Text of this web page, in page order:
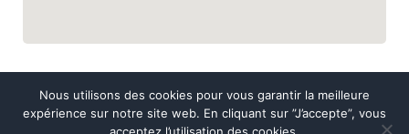
Nous utilisons des cookies pour vous garantir la meilleure
expérience sur notre site web. En cliquant sur ”J’accepte”, vous